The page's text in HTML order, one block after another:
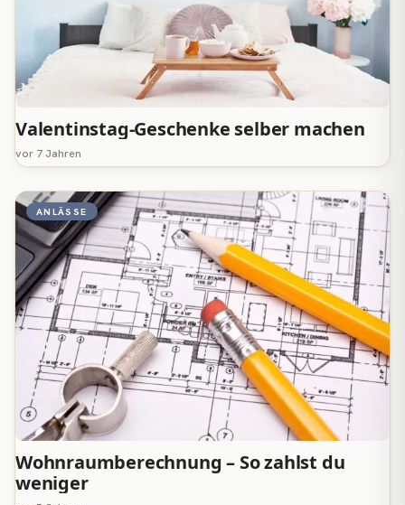
Valentinstag-Geschenke selber machen
vor 7 Jahren
ANLÄSSE
Wohnraumberechnung – So zahlst du
weniger